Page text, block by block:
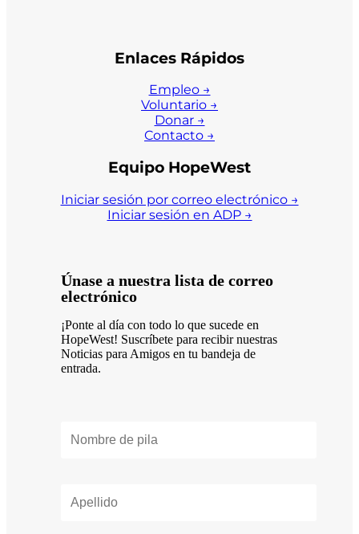
Enlaces Rápidos
Empleo →
Voluntario →
Donar →
Contacto →
Equipo HopeWest
Iniciar sesión por correo electrónico →
Iniciar sesión en ADP →
Únase a nuestra lista de correo
electrónico
¡Ponte al día con todo lo que sucede en
HopeWest! Suscríbete para recibir nuestras
Noticias para Amigos en tu bandeja de
entrada.